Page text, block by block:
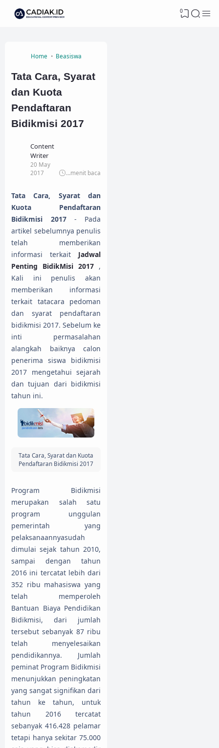
0
Home Beasiswa
Tata Cara, Syarat
dan Kuota
Pendaftaran
Bidikmisi 2017
Content
Writer
20 May
2017
...menit baca
Tata Cara, Syarat dan
Kuota Pendaftaran
Bidikmisi 2017- Pada
artikel sebelumnya penulis
telah memberikan
informasi terkait Jadwal
Penting BidikMisi 2017 ,
Kali ini penulis akan
memberikan informasi
terkait tatacara pedoman
dan syarat pendaftaran
bidikmisi 2017. Sebelum ke
inti permasalahan
alangkah baiknya calon
penerima siswa bidikmisi
2017 mengetahui sejarah
dan tujuan dari bidikmisi
tahun ini.
Tata Cara, Syarat dan Kuota
Pendaftaran Bidikmisi 2017
Program Bidikmisi
merupakan salah satu
program unggulan
pemerintah yang
pelaksanaannyasudah
dimulai sejak tahun 2010,
sampai dengan tahun
2016 ini tercatat lebih dari
352 ribu mahasiswa yang
telah memperoleh
Bantuan Biaya Pendidikan
Bidikmisi, dari jumlah
tersebut sebanyak 87 ribu
telah menyelesaikan
pendidikannya. Jumlah
peminat Program Bidikmisi
menunjukkan peningkatan
yang sangat signifikan dari
tahun ke tahun, untuk
tahun 2016 tercatat
sebanyak 416.428 pelamar
tetapi hanya sekitar 75.000